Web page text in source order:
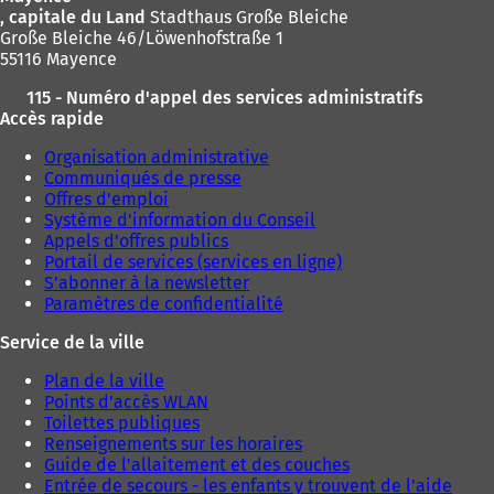
, capitale du Land Stadthaus Große Bleiche
Große Bleiche 46/Löwenhofstraße 1
55116 Mayence
115 - Numéro d'appel des services administratifs
Accès rapide
Organisation administrative
Communiqués de presse
Offres d'emploi
Système d'information du Conseil
Appels d'offres publics
Portail de services (services en ligne)
S'abonner à la newsletter
Paramètres de confidentialité
Service de la ville
Plan de la ville
Points d'accès WLAN
Toilettes publiques
Renseignements sur les horaires
Guide de l'allaitement et des couches
Entrée de secours - les enfants y trouvent de l'aide